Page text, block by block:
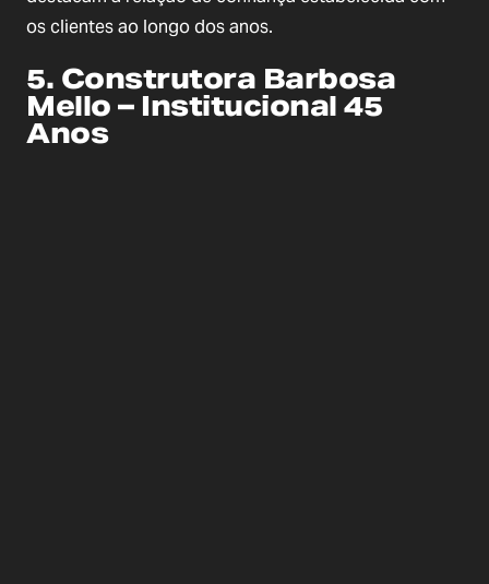
os clientes ao longo dos anos.
5. Construtora Barbosa
Mello – Institucional 45
Anos